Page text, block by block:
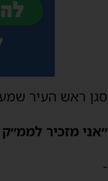
סגן ראש העיר
״אני מזכיר
-